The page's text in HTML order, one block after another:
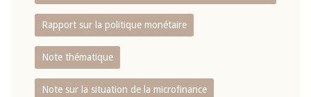
Rapport sur la politique monétaire
Note thématique
Note sur la situation de la microfinance